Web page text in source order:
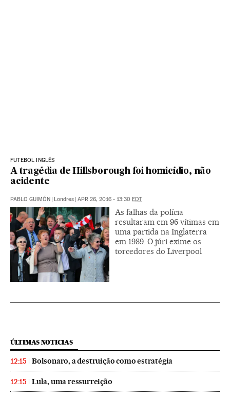
FUTEBOL INGLÊS
A tragédia de Hillsborough foi homicídio, não
acidente
PABLO GUIMÓN Londres APR 26, 2016 - 13:30 EDT
As falhas da polícia
resultaram em 96 vítimas em
uma partida na Inglaterra
em 1989. O júri exime os
torcedores do Liverpool
ÚLTIMAS NOTICIAS
12:15 Bolsonaro, a destruição como estratégia
12:15 Lula, uma ressurreição